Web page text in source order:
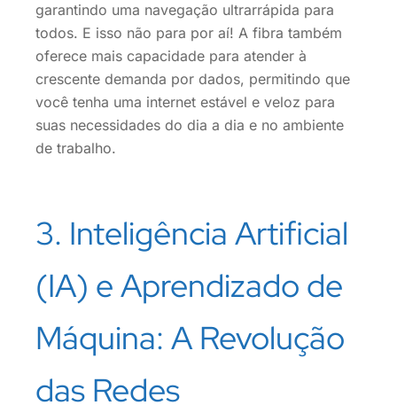
garantindo uma navegação ultrarrápida para
todos. E isso não para por aí! A fibra também
oferece mais capacidade para atender à
crescente demanda por dados, permitindo que
você tenha uma internet estável e veloz para
suas necessidades do dia a dia e no ambiente
de trabalho.
3. Inteligência Artificial
(IA) e Aprendizado de
Máquina: A Revolução
das Redes